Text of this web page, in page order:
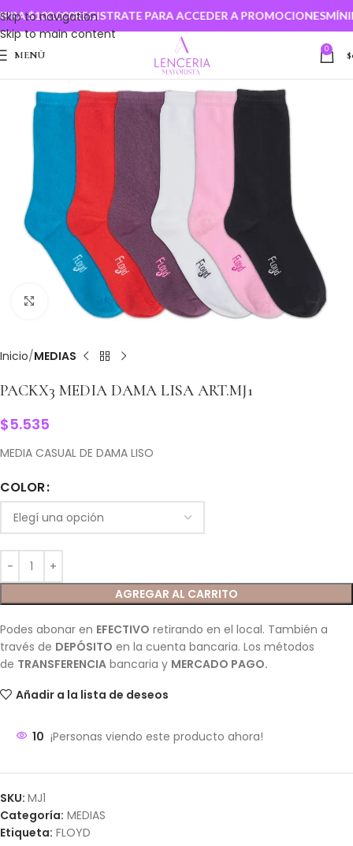
Skip to navigation
Skip to main content
$100.000REGISTRATE PARA ACCEDER A PROMOCIONES
MENÚ 0 $
Clic para ampliar
Inicio MEDIAS
PACKX3 MEDIA DAMA LISA ART.MJ1
$5.535
MEDIA CASUAL DE DAMA LISO
COLOR
AGREGAR AL CARRITO
Podes abonar en EFECTIVO retirando en el local. También a
través de DEPÓSITO en la cuenta bancaria. Los métodos
de TRANSFERENCIA bancaria y MERCADO PAGO.
Añadir a la lista de deseos
10 ¡Personas viendo este producto ahora!
SKU: MJ1
Categoría: MEDIAS
Etiqueta: FLOYD